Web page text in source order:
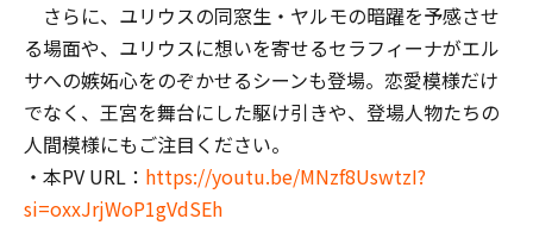
さらに、ユリウスの同窓生・ヤルモの暗躍を予感させ
る場面や、ユリウスに想いを寄せるセラフィーナがエル
サへの嫉妬心をのぞかせるシーンも登場。恋愛模様だけ
でなく、王宮を舞台にした駆け引きや、登場人物たちの
人間模様にもご注目ください。
・本PV URL： https://youtu.be/MNzf8UswtzI?
si=oxxJrjWoP1gVdSEh